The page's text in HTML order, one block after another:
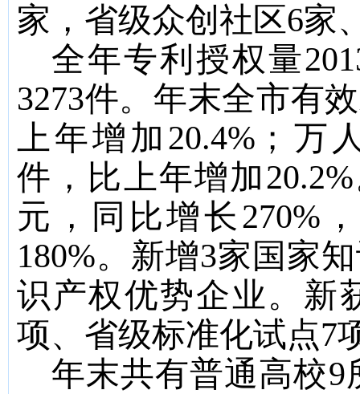
家，省级众创社区6家
全年专利授权量
3273件。年末全市有
上年增加 20.4% ；万
件，比上年增加20.2%
元，同比增长270%
180%。新增3家国家
识产权优势企业。新
项、省级标准化试点7
年末共有普通高校9